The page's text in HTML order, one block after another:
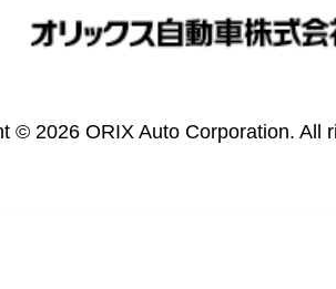
© 2026 ORIX Auto Corporation. All